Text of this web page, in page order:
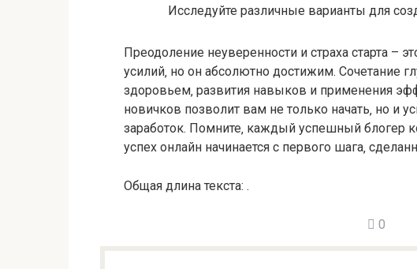
Исследуйте различные варианты для
Преодоление неуверенности и страха старта –
усилий‚ но он абсолютно достижим. Сочетание
здоровьем‚ развития навыков и применения
новичков позволит вам не только начать‚ но и
заработок. Помните‚ каждый успешный блогер
успех онлайн начинается с первого шага‚
Общая длина текста: .
0